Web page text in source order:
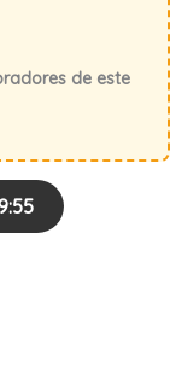
de este